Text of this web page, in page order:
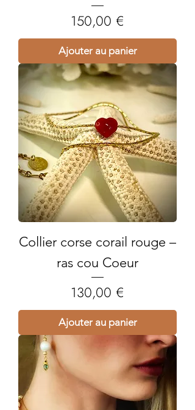
Prix
150,00 €
Ajouter au panier
Collier corse corail rouge –
ras cou Coeur
Prix
130,00 €
Ajouter au panier